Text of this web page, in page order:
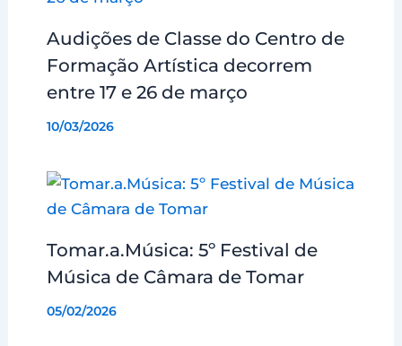
Audições de Classe do Centro de
Formação Artística decorrem
entre 17 e 26 de março
10/03/2026
Tomar.a.Música: 5º Festival de
Música de Câmara de Tomar
05/02/2026